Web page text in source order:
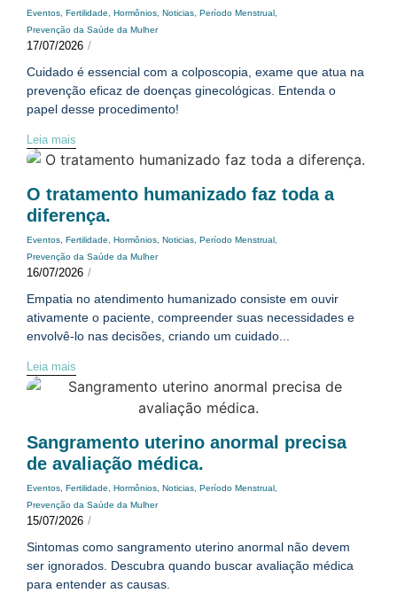
Eventos, Fertilidade, Hormônios, Noticias, Período Menstrual,
Prevenção da Saúde da Mulher
17/07/2026 /
Cuidado é essencial com a colposcopia, exame que atua na
prevenção eficaz de doenças ginecológicas. Entenda o
papel desse procedimento!
Leia mais
O tratamento humanizado faz toda a
diferença.
Eventos, Fertilidade, Hormônios, Noticias, Período Menstrual,
Prevenção da Saúde da Mulher
16/07/2026 /
Empatia no atendimento humanizado consiste em ouvir
ativamente o paciente, compreender suas necessidades e
envolvê-lo nas decisões, criando um cuidado...
Leia mais
Sangramento uterino anormal precisa
de avaliação médica.
Eventos, Fertilidade, Hormônios, Noticias, Período Menstrual,
Prevenção da Saúde da Mulher
15/07/2026 /
Sintomas como sangramento uterino anormal não devem
ser ignorados. Descubra quando buscar avaliação médica
para entender as causas.